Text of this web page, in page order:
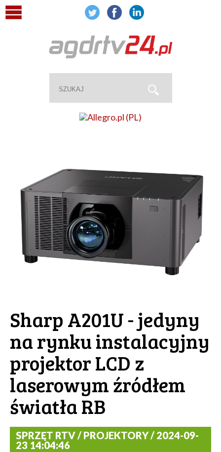
Sharp A201U - jedyny
na rynku instalacyjny
projektor LCD z
laserowym źródłem
światła RB
SPRZĘT RTV / PROJEKTORY / 2024-09-
23 14:04:46